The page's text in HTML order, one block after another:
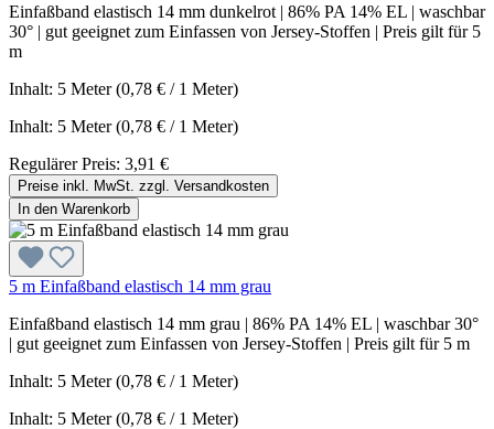
Einfaßband elastisch 14 mm dunkelrot | 86% PA 14% EL | waschbar
30° | gut geeignet zum Einfassen von Jersey-Stoffen | Preis gilt für 5
m
Inhalt: 5 Meter (0,78 € / 1 Meter)
Inhalt: 5 Meter(0,78 € / 1 Meter)
Regulärer Preis: 3,91 €
Preise inkl. MwSt. zzgl. Versandkosten
In den Warenkorb
5 m Einfaßband elastisch 14 mm grau
Einfaßband elastisch 14 mm grau | 86% PA 14% EL | waschbar 30°
| gut geeignet zum Einfassen von Jersey-Stoffen | Preis gilt für 5 m
Inhalt: 5 Meter (0,78 € / 1 Meter)
Inhalt: 5 Meter(0,78 € / 1 Meter)